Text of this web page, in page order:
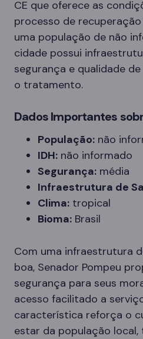
CE que oferece as
processo de
uma população de não
cidade possui
segurança e qualidade
o tratamento.
Dados Importantes
População: não
IDH: não informado
Segurança: média
Infraestrutura de
Clima: tropical
Bioma: Brasil
Com uma infraestrutura
boa, Senador Pompeu
segurança para seus
acesso facilitado a
característica reforça o
estar da população